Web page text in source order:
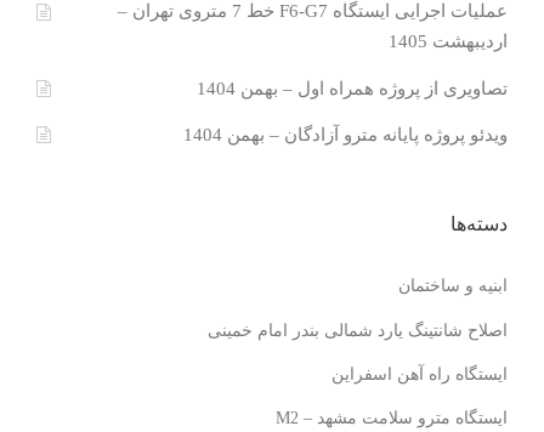
عملیات اجرایی ایستگاه F6-G7 خط 7 متروی تهران –
اردیبهشت 1405
تصاویری از پروژه همراه اول – بهمن 1404
ویدئو پروژه پایانه مترو آزادگان – بهمن 1404
دسته‌ها
ابنیه و ساختمان
اصلاح شانتینگ یارد شمالی بندر امام خمینی
ایستگاه راه آهن اسفراین
ایستگاه مترو سلامت مشهد – M2